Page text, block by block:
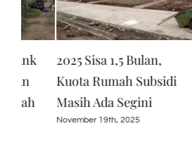
Menteri PKP Apresiasi
BRI, Realisasi Kuota
Rumah Subsidi Capai
BRI
March